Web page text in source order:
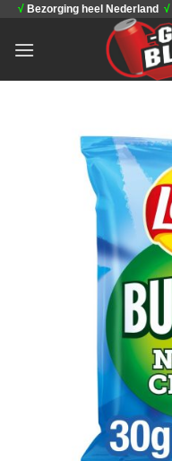
inhoud
√ Bezorging heel Nederland √